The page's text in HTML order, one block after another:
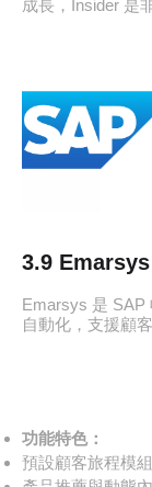
成長，Insider 是
3.9 Emarsys
Emarsys 是 SAP
自動化，支援顧
功能特色：
預設顧客旅程模